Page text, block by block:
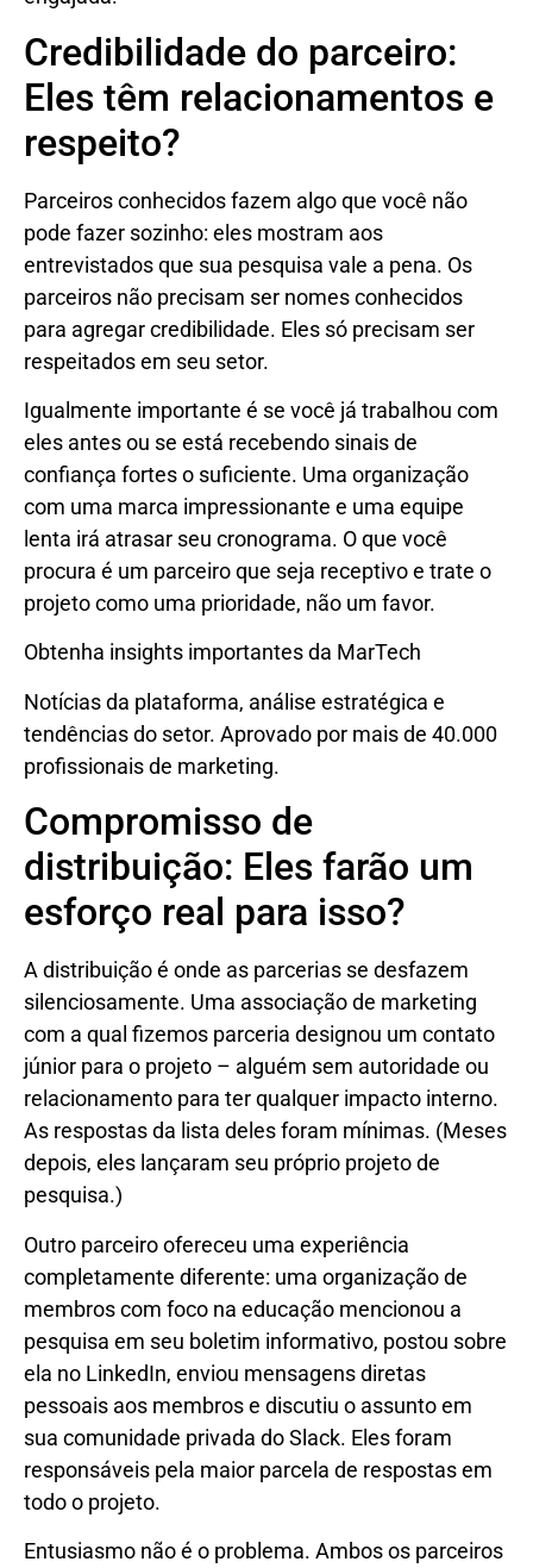
Credibilidade do parceiro:
Eles têm relacionamentos e
respeito?
Parceiros conhecidos fazem algo que você não
pode fazer sozinho: eles mostram aos
entrevistados que sua pesquisa vale a pena. Os
parceiros não precisam ser nomes conhecidos
para agregar credibilidade. Eles só precisam ser
respeitados em seu setor.
Igualmente importante é se você já trabalhou com
eles antes ou se está recebendo sinais de
confiança fortes o suficiente. Uma organização
com uma marca impressionante e uma equipe
lenta irá atrasar seu cronograma. O que você
procura é um parceiro que seja receptivo e trate o
projeto como uma prioridade, não um favor.
Obtenha insights importantes da MarTech
Notícias da plataforma, análise estratégica e
tendências do setor. Aprovado por mais de 40.000
profissionais de marketing.
Compromisso de
distribuição: Eles farão um
esforço real para isso?
A distribuição é onde as parcerias se desfazem
silenciosamente. Uma associação de marketing
com a qual fizemos parceria designou um contato
júnior para o projeto – alguém sem autoridade ou
relacionamento para ter qualquer impacto interno.
As respostas da lista deles foram mínimas. (Meses
depois, eles lançaram seu próprio projeto de
pesquisa.)
Outro parceiro ofereceu uma experiência
completamente diferente: uma organização de
membros com foco na educação mencionou a
pesquisa em seu boletim informativo, postou sobre
ela no LinkedIn, enviou mensagens diretas
pessoais aos membros e discutiu o assunto em
sua comunidade privada do Slack. Eles foram
responsáveis ​​pela maior parcela de respostas em
todo o projeto.
Entusiasmo não é o problema. Ambos os parceiros